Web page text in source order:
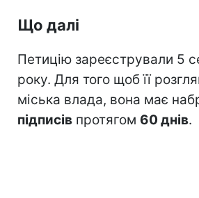
Що далі
Петицію зареєстрували 5
року. Для того щоб її
міська влада, вона має
підписів протягом 60 днів.